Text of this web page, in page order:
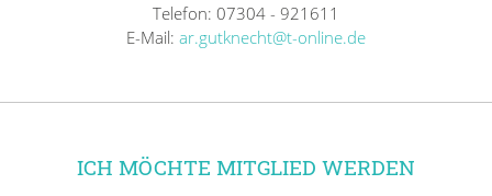
Telefon: 07304 - 921611
E-Mail: ar.gutknecht@t-online.de
ICH MÖCHTE MITGLIED WERDEN